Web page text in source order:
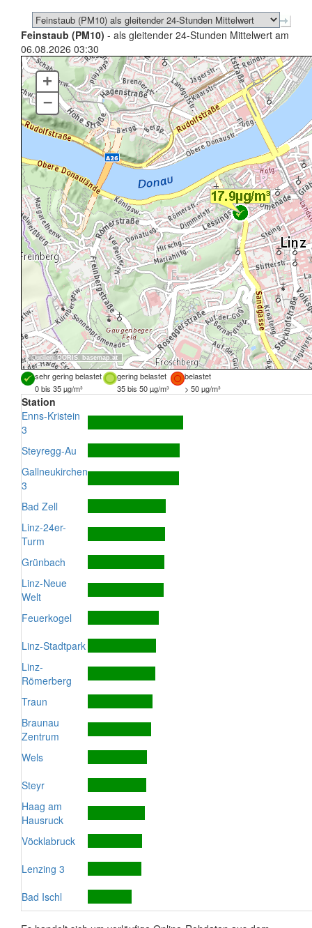
Feinstaub (PM10) - als gleitender 24-Stunden Mittelwert am
06.08.2026 03:30
Quellen:DORIS, basemap.at
+
–
sehr gering belastet gering belastet
belastet
0 bis 35 µg/m³
35 bis 50 µg/m³ > 50 µg/m³
Station
Enns-Kristein
3
Steyregg-Au
Gallneukirchen
3
Bad Zell
Linz-24er-
Turm
Grünbach
Linz-Neue
Welt
Feuerkogel
Linz-Stadtpark
Linz-
Römerberg
Traun
Braunau
Zentrum
Wels
Steyr
Haag am
Hausruck
Vöcklabruck
Lenzing 3
Bad Ischl